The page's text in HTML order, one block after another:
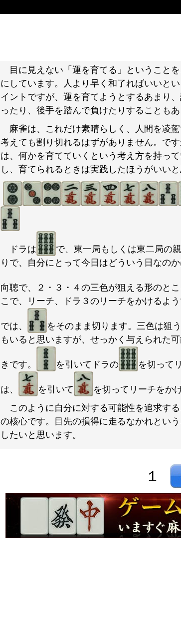
目に見えない「運を育てる」ということ
にしています。人より早く和了ればいいと
イントですが、運を育てようとするあまり
ったり、後手を踏んで負けたりすることもあ
麻雀は、これだけ素晴らしく、人間を凌
考えても割り切れるはずがありません。で
は、何かを育てていくという考え方を持っ
し、育てられるときは実践したほうがいいと
ドラは
で、東一局もしくは東二局の
りで、自分にとって今日はどういう日なの
向聴で、２・３・４の三色が狙える形のと
こで、リーチ、ドラ３のリーチをかけるよ
では、
をそのまま切ります。三色は狙
もいると思いますが、せっかく与えられた
きです。 を引いてドラの を切って
は、 を引いて
を切ってリーチをか
このように自分に対する可能性を追求す
の核心です。目先の損得に走るなかれとい
したいと思います。
１